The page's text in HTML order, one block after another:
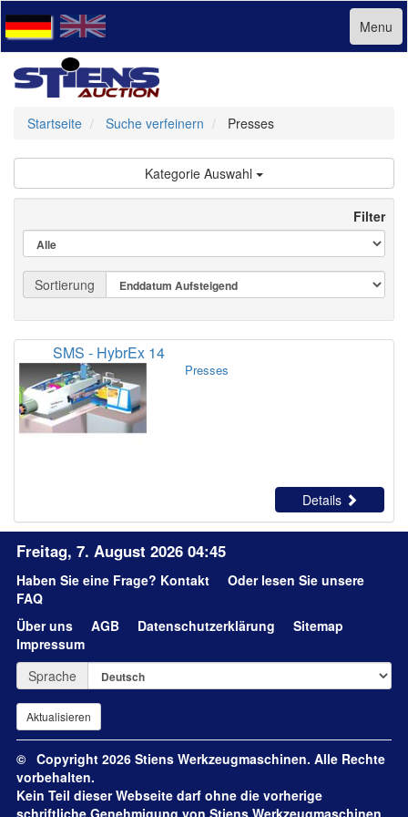
Menu
Startseite Suche verfeinern Presses
Kategorie Auswahl
Filter
Sortierung
SMS - HybrEx 14
Presses
Details
Freitag, 7. August 2026 04:45
Haben Sie eine Frage? Kontakt
Oder lesen Sie unsere
FAQ
Über uns
AGB Datenschutzerklärung
Sitemap
Impressum
Sprache
© Copyright 2026 Stiens Werkzeugmaschinen. Alle Rechte
vorbehalten.
Kein Teil dieser Webseite darf ohne die vorherige